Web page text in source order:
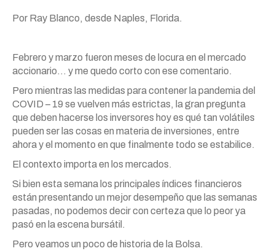
Por Ray Blanco, desde Naples, Florida.
Febrero y marzo fueron meses de locura en el mercado
accionario… y me quedo corto con ese comentario.
Pero mientras las medidas para contener la pandemia del
COVID – 19 se vuelven más estrictas, la gran pregunta
que deben hacerse los inversores hoy es qué tan volátiles
pueden ser las cosas en materia de inversiones, entre
ahora y el momento en que finalmente todo se estabilice.
El contexto importa en los mercados.
Si bien esta semana los principales índices financieros
están presentando un mejor desempeño que las semanas
pasadas, no podemos decir con certeza que lo peor ya
pasó en la escena bursátil.
Pero veamos un poco de historia de la Bolsa.